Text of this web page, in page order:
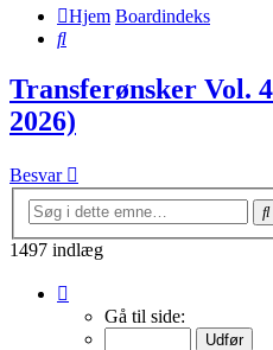
Hjem Boardindeks
Søg
Transferønsker Vol.
2026)
Besvar
1497 indlæg
Gå til side: